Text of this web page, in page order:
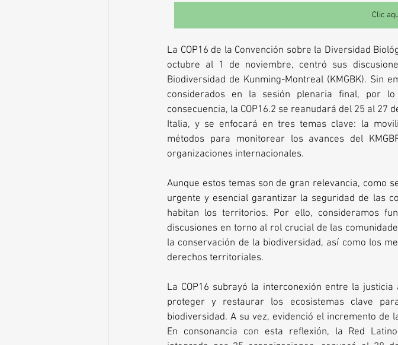
Clic
La COP16 de la Convención sobre la Diversidad
octubre al 1 de noviembre, centró sus
Biodiversidad de Kunming-Montreal (KMGBK). Sin
considerados en la sesión plenaria final, por
consecuencia, la COP16.2 se reanudará del 25 al 27
Italia, y se enfocará en tres temas clave: la
métodos para monitorear los avances del
organizaciones internacionales.
Aunque estos temas son de gran relevancia, como
urgente y esencial garantizar la seguridad de las
habitan los territorios. Por ello, consideramos
discusiones en torno al rol crucial de las
la conservación de la biodiversidad, así como los
derechos territoriales.
La COP16 subrayó la interconexión entre la
proteger y restaurar los ecosistemas clave
biodiversidad. A su vez, evidenció el incremento de
En consonancia con esta reflexión, la Red